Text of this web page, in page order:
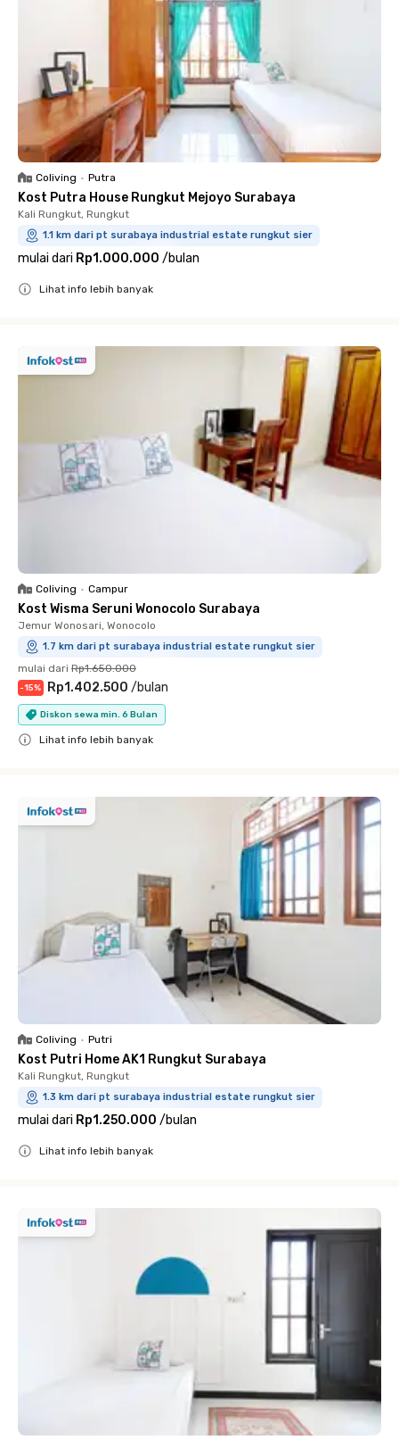
Coliving • Putra
Kost Putra House Rungkut Mejoyo Surabaya
Kali Rungkut, Rungkut
1.1 km dari pt surabaya industrial estate rungkut sier
mulai dari Rp1.000.000 /bulan
Lihat info lebih banyak
Coliving • Campur
Kost Wisma Seruni Wonocolo Surabaya
Jemur Wonosari, Wonocolo
1.7 km dari pt surabaya industrial estate rungkut sier
mulai dari Rp1.650.000
-15% Rp1.402.500 /bulan
Diskon sewa min. 6 Bulan
Lihat info lebih banyak
Coliving • Putri
Kost Putri Home AK1 Rungkut Surabaya
Kali Rungkut, Rungkut
1.3 km dari pt surabaya industrial estate rungkut sier
mulai dari Rp1.250.000 /bulan
Lihat info lebih banyak